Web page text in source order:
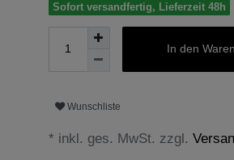
Sofort versandfertig, Lieferzeit 48h
In den
Wunschliste
* inkl. ges. MwSt. zzgl.